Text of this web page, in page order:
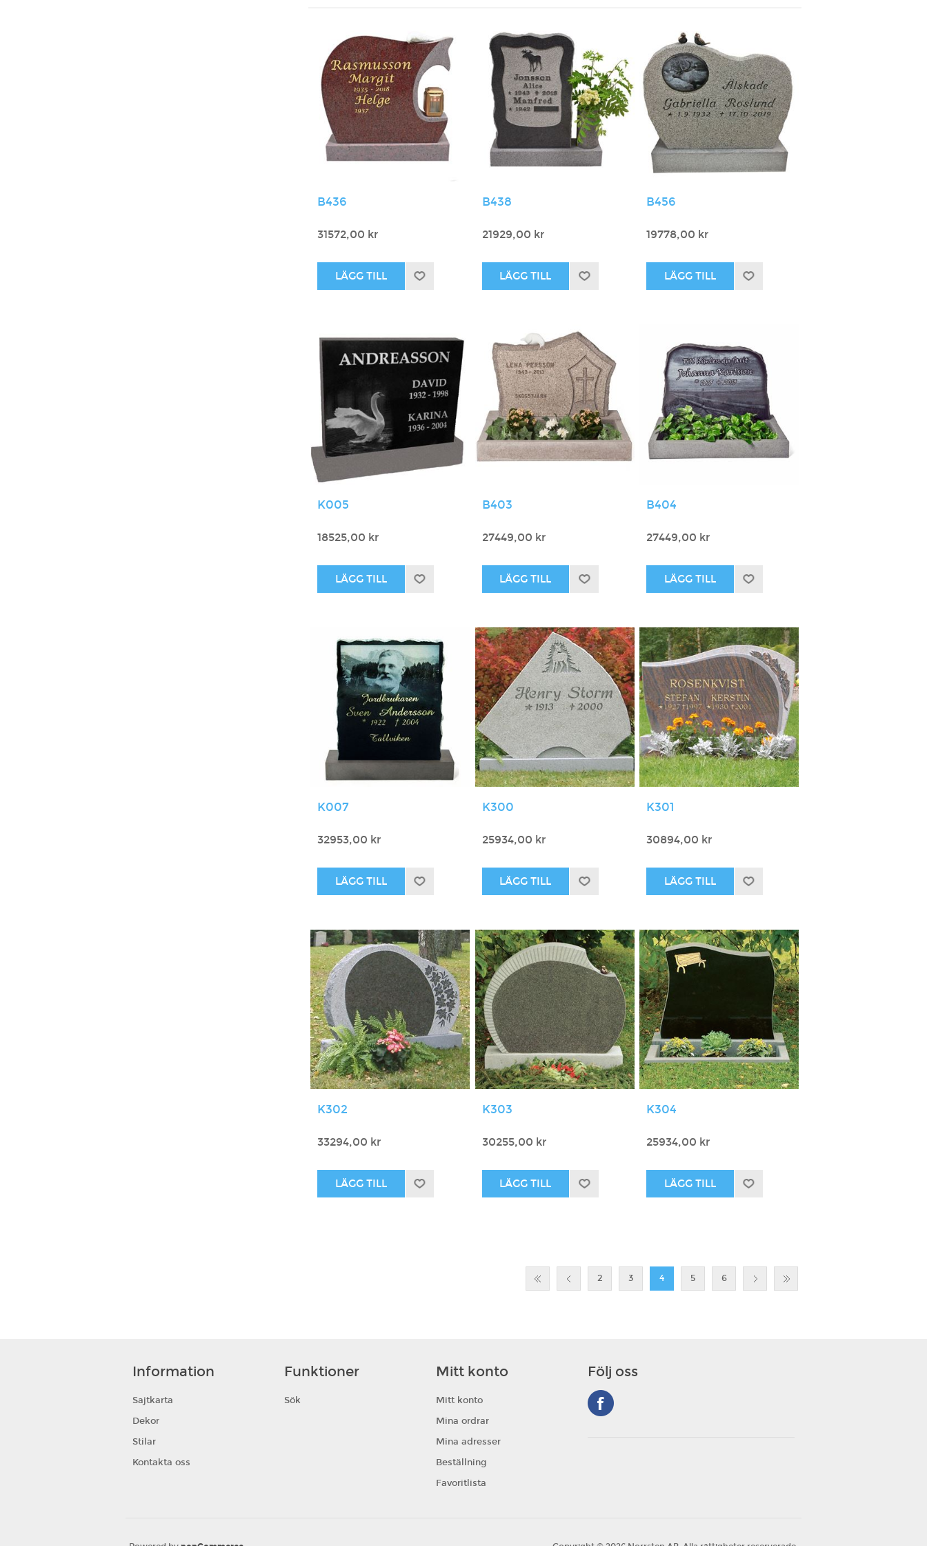
B436
31572,00 kr
B438
21929,00 kr
B456
19778,00 kr
K005
18525,00 kr
B403
27449,00 kr
B404
27449,00 kr
K007
32953,00 kr
K300
25934,00 kr
K301
30894,00 kr
K302
33294,00 kr
K303
30255,00 kr
K304
25934,00 kr
2 3 4 5 6
Information
Sajtkarta
Dekor
Stilar
Kontakta oss
Funktioner
Sök
Mitt konto
Mitt konto
Mina ordrar
Mina adresser
Beställning
Favoritlista
Följ oss